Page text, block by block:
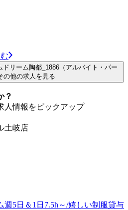
リーム陶都_1886（アルバイト・パー
の他の求人を見る
？
人情報をピックアップ
土岐店
週5日＆1日7.5h～/嬉しい制服貸与